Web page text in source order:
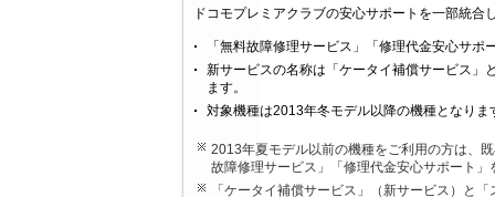
ドコモプレミアクラブの安心サポートを一部統
「無料故障修理サービス」「修理代金安心サ
新サービスの名称は「ケータイ補償サービス」
ます。
対象機種は2013年冬モデル以降の機種となりま
2013年夏モデル以前の機種をご利用の方は、
故障修理サービス」「修理代金安心サポート」
「ケータイ補償サービス」（新サービス）と